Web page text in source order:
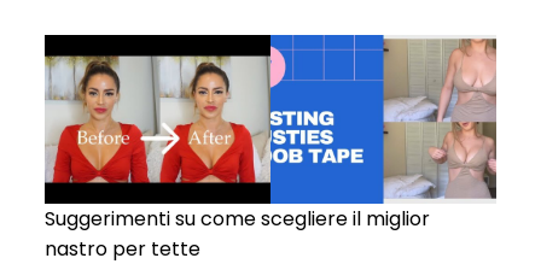
Suggerimenti su come scegliere il miglior
nastro per tette